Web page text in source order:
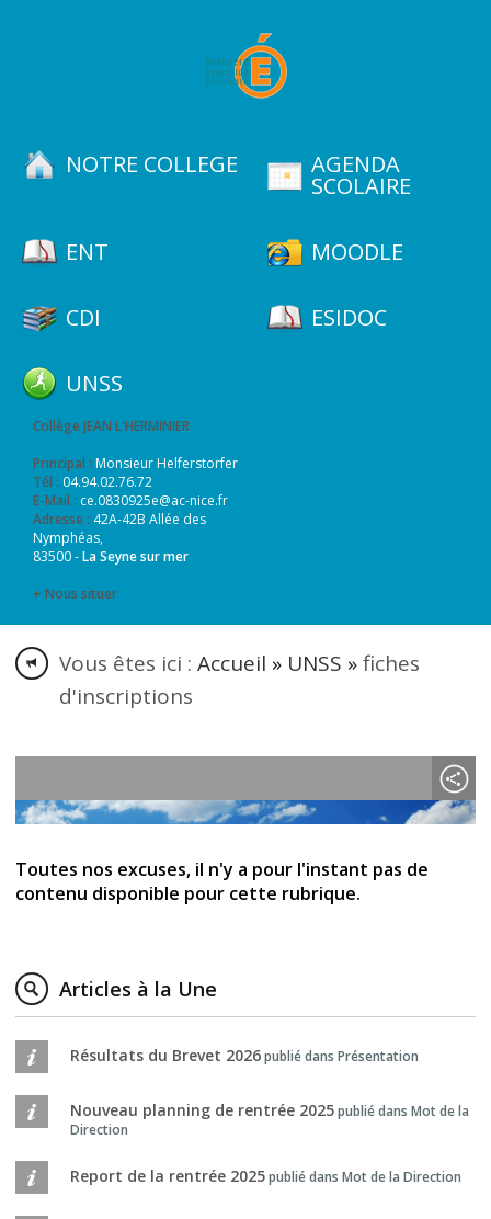
NOTRE COLLEGE AGENDA
SCOLAIRE
ENT MOODLE
CDI ESIDOC
UNSS
Collège JEAN L'HERMINIER
Principal : Monsieur Helferstorfer
Tél : 04.94.02.76.72
E-Mail : ce.0830925e@ac-nice.fr
Adresse : 42A-42B Allée des
Nymphéas,
83500 -La Seyne sur mer
+ Nous situer
Vous êtes ici : Accueil » UNSS »fiches
d'inscriptions
Toutes nos excuses, il n'y a pour l'instant pas de
contenu disponible pour cette rubrique.
Articles à la Une
Résultats du Brevet 2026publié dans Présentation
Nouveau planning de rentrée 2025publié dans Mot de la
Direction
Report de la rentrée 2025publié dans Mot de la Direction